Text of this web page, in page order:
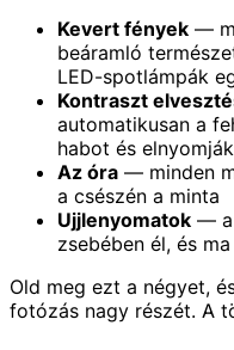
Kevert fények —
beáramló
LED-spotlámpák
Kontraszt
automatikusan a
habot és
Az óra — minden
a csészén a minta
Ujjlenyomatok — a
zsebében él, és
Old meg ezt a négyet,
fotózás nagy részét. A